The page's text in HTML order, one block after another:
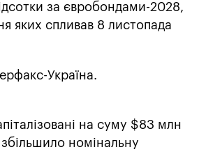
за євробондами-2028,
яких спливав 8 листопада
Україна.
на суму $83 млн
номінальну